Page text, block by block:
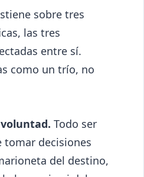
sobre tres
las tres
entre sí.
como un trío, no
Todo ser
tomar decisiones
del destino,